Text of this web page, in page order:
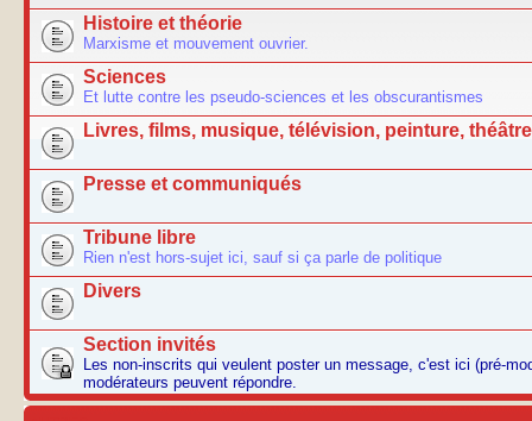
Histoire et théorie
Marxisme et mouvement ouvrier.
Sciences
Et lutte contre les pseudo-sciences et les obscurantismes
Livres, films, musique, télévision, peinture,
Presse et communiqués
Tribune libre
Rien n'est hors-sujet ici, sauf si ça parle de politique
Divers
Section invités
Les non-inscrits qui veulent poster un message, c'est ici (pré-
modérateurs peuvent répondre.